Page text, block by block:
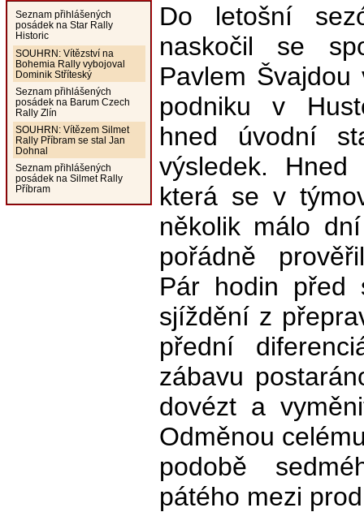
Seznam přihlášených
posádek na Star Rally
Historic
SOUHRN: Vítězství na
Bohemia Rally vybojoval
Dominik Stříteský
Seznam přihlášených
posádek na Barum Czech
Rally Zlín
SOUHRN: Vítězem Silmet
Rally Příbram se stal Jan
Dohnal
Seznam přihlášených
posádek na Silmet Rally
Příbram
Do letošní
naskočil se
Pavlem Švajdou
podniku v
hned úvodní
výsledek.
která se v
několik málo
pořádně
Pár hodin před
sjíždění z
přední
zábavu
dovézt a
Odměnou
podobě
pátého mezi